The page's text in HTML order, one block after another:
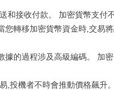
和接收付款。 加密貨幣支付
您轉移加密貨幣資金時,交易
據的過程涉及高級編碼。 加
,投機者不時會推動價格飆升